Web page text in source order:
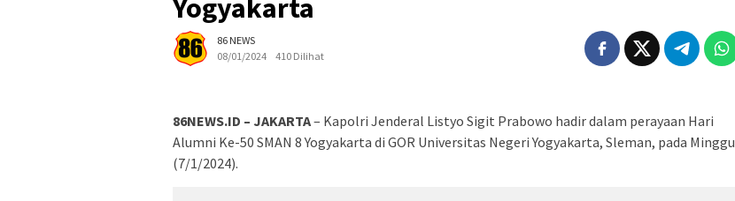
Yogyakarta
86 NEWS
08/01/2024
410 Dilihat
86NEWS.ID – JAKARTA– Kapolri Jenderal Listyo Sigit Prabowo hadir dalam perayaan Hari
Alumni Ke-50 SMAN 8 Yogyakarta di GOR Universitas Negeri Yogyakarta, Sleman, pada Minggu
(7/1/2024).